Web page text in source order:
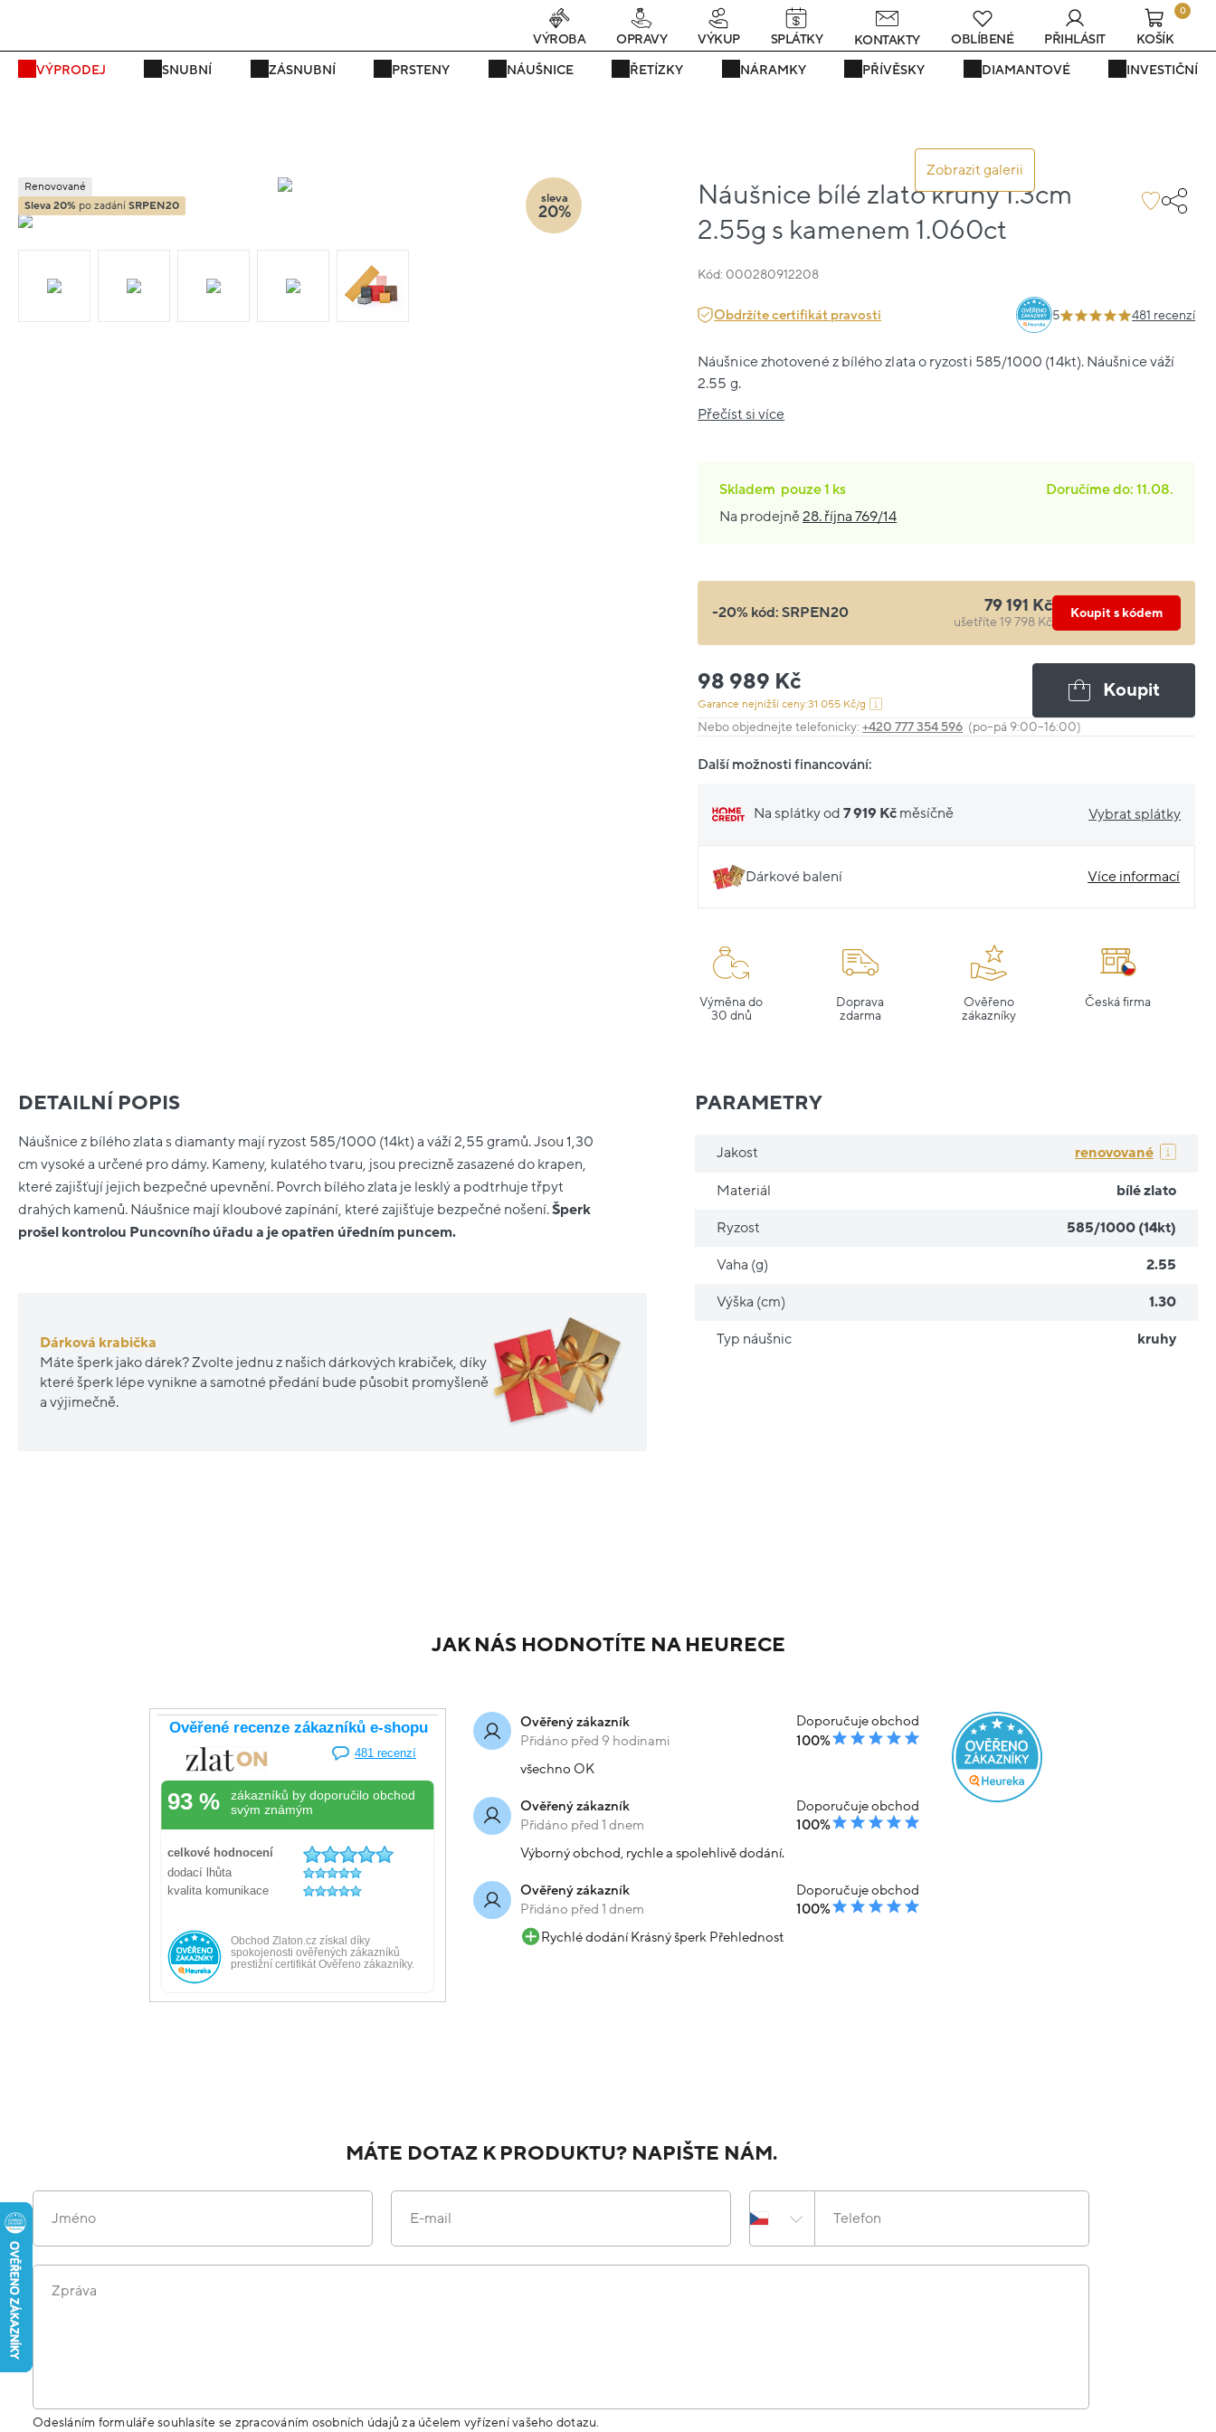
Právě teď! - 20 % na vše! Kód: SRPEN20 24 dní : 19h : 43m : 09s
VÝPRODEJ SNUBNÍ ZÁSNUBNÍ PRSTENY NÁUŠNICE ŘETÍZKY NÁRAMKY PŘÍVĚSKY DIAMANTOVÉ INVESTIČNÍ
VÝROBA OPRAVY VÝKUP SPLÁTKY KONTAKTY OBLÍBENÉ PŘIHLÁSIT
0
KOŠÍK
Zobrazit galerii
Náušnice bílé zlato kruhy 1.3cm
2.55g s kamenem 1.060ct
Kód: 000280912208
Renovované
Sleva 20% po zadání SRPEN20
sleva
20%
Obdržíte certifikát pravosti 5 481 recenzí
Náušnice zhotovené z bílého zlata o ryzosti 585/1000 (14kt). Náušnice váží
2.55 g.
Přečíst si více
Skladem pouze1 ks
Doručíme do: 11.08.
Na prodejně28. října 769/14
-20% kód:SRPEN20 79 191 Kč
ušetříte 19 798 Kč
Koupit s kódem
98 989 Kč
Garance nejnižší ceny:31 055 Kč/g
Koupit
Nebo objednejte telefonicky:+420 777 354 596 (po–pá 9:00–16:00)
Další možnosti financování:
Na splátky od7 919 Kč měsíčně Vybrat splátky
Dárkové balení Více informací
Výměna do
30 dnů
Doprava
zdarma
Ověřeno
zákazníky
Česká firma
DETAILNÍ POPIS
Náušnice z bílého zlata s diamanty mají ryzost 585/1000 (14kt) a váží 2,55 gramů. Jsou 1,30
cm vysoké a určené pro dámy. Kameny, kulatého tvaru, jsou precizně zasazené do krapen,
které zajišťují jejich bezpečné upevnění. Povrch bílého zlata je lesklý a podtrhuje třpyt
drahých kamenů. Náušnice mají kloubové zapínání, které zajišťuje bezpečné nošení.Šperk
prošel kontrolou Puncovního úřadu a je opatřen úředním puncem.
Dárková krabička
Máte šperk jako dárek? Zvolte jednu z našich dárkových krabiček, díky
které šperk lépe vynikne a samotné předání bude působit promyšleně
a výjimečně.
PARAMETRY
Jakost renovované
Materiál bílé zlato
Ryzost 585/1000 (14kt)
Vaha (g) 2.55
Výška (cm) 1.30
Typ náušnic kruhy
JAK NÁS HODNOTÍTE NA HEURECE
Ověřený zákazník
Přidáno před 9 hodinami
Doporučuje obchod
100%
všechno OK
Ověřený zákazník
Přidáno před 1 dnem
Doporučuje obchod
100%
Výborný obchod, rychle a spolehlivě dodání.
Ověřený zákazník
Přidáno před 1 dnem
Doporučuje obchod
100%
Rychlé dodání Krásný šperk Přehlednost
MÁTE DOTAZ K PRODUKTU? NAPIŠTE NÁM.
Jméno E-mail Telefon
Zpráva
Odesláním formuláře souhlasíte se zpracováním osobních údajů za účelem vyřízení vašeho dotazu.